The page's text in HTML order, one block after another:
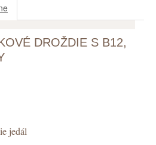
DROŽDIE S B12,
jedál